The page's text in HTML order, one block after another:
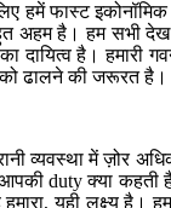
हमें फास्ट
अहम है। हम सभी
है। हमारी
को ढालने की जरूरत है।
में ज़ोर
आपकी duty क्या
हमारा, यही लक्ष्य